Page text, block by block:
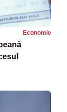
Economie